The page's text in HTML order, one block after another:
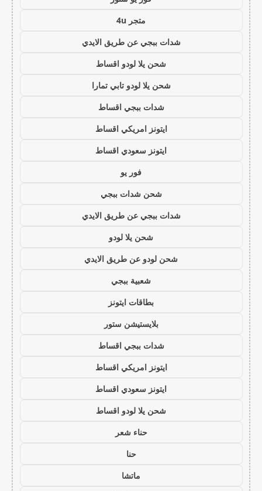
متجر 4u
شدات ببجي عن طريق الايدي
شحن يلا لودو اقساط
شحن يلا لودو تابي تمارا
شدات ببجي اقساط
ايتونز امريكي اقساط
ايتونز سعودي اقساط
فور يو
شحن شدات ببجي
شدات ببجي عن طريق الايدي
شحن يلا لودو
شحن لودو عن طريق الايدي
شعبية ببجي
بطاقات ايتونز
بلايستيشن ستور
شدات ببجي اقساط
ايتونز امريكي اقساط
ايتونز سعودي اقساط
شحن يلا لودو اقساط
حناء شعر
حنا
ماتشا